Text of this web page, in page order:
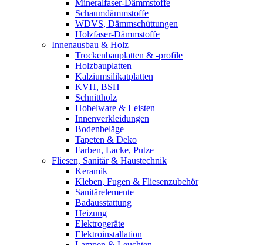
Mineralfaser-Dämmstoffe
Schaumdämmstoffe
WDVS, Dämmschüttungen
Holzfaser-Dämmstoffe
Innenausbau & Holz
Trockenbauplatten & -profile
Holzbauplatten
Kalziumsilikatplatten
KVH, BSH
Schnittholz
Hobelware & Leisten
Innenverkleidungen
Bodenbeläge
Tapeten & Deko
Farben, Lacke, Putze
Fliesen, Sanitär & Haustechnik
Keramik
Kleben, Fugen & Fliesenzubehör
Sanitärelemente
Badausstattung
Heizung
Elektrogeräte
Elektroinstallation